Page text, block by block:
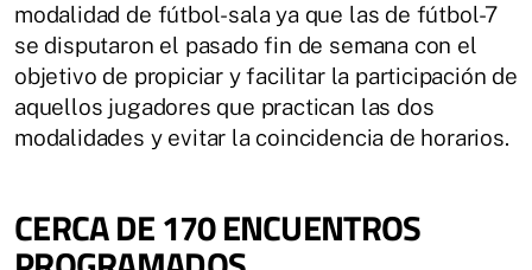
modalidad de fútbol-sala ya que las de fútbol-7
se disputaron el pasado fin de semana con el
objetivo de propiciar y facilitar la participación de
aquellos jugadores que practican las dos
modalidades y evitar la coincidencia de horarios.
CERCA DE 170 ENCUENTROS